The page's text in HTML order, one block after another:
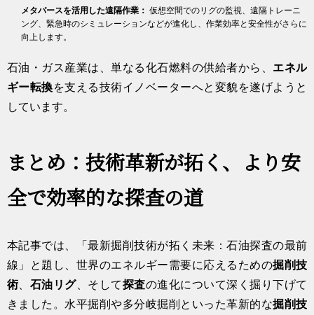
メタバースを活用した遠隔作業： 仮想空間でのリグの監視、遠隔トレーニ
ング、緊急時のシミュレーションなどが進化し、作業効率と安全性がさらに
向上します。
石油・ガス産業は、単なる化石燃料の供給者から、 エネル
ギー転換を支える技術イノベーターへと変貌を遂げようと
しています。
まとめ：技術革新が拓く、より安
全で効率的な探査の道
本記事では、「最新掘削技術が拓く未来：石油探査の最前
線」と題し、世界のエネルギー需要に応えるための掘削技
術
石油リグ、そして探査の進化について深く掘り下げて
きました。水平掘削や多分岐掘削といった革新的な掘削技